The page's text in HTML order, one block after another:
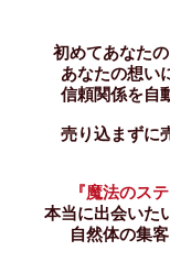
初めてあなた
あなたの想い
信頼関係を自
売り込まずに
『魔法のス
本当に出会いた
自然体の集